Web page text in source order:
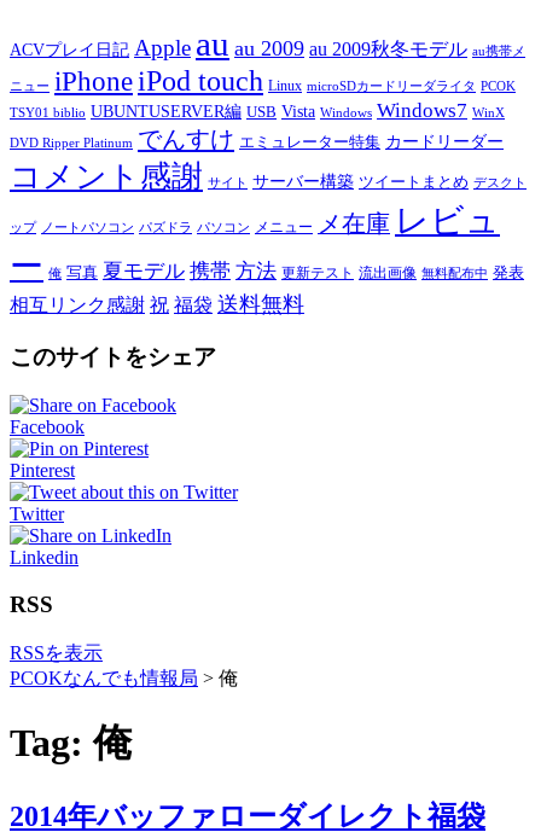
ACVプレイ日記 Apple au au 2009 au 2009秋冬モデル au携帯メ
ニュー iPhoneiPod touch Linux microSDカードリーダライタ PCOK
TSY01 biblio UBUNTUSERVER編 USB Vista Windows Windows7 WinX
DVD Ripper Platinum でんすけ エミュレーター特集 カードリーダー
コメント感謝 サイト サーバー構築 ツイートまとめ デスクト
ップ ノートパソコン パズドラ パソコン メニュー メ在庫 レビュ
ー 俺 写真 夏モデル 携帯 方法 更新テスト 流出画像 無料配布中 発表
相互リンク感謝 祝 福袋 送料無料
このサイトをシェア
Facebook
Pinterest
Twitter
Linkedin
RSS
RSSを表示
PCOKなんでも情報局 > 俺
Tag: 俺
2014年バッファローダイレクト福袋